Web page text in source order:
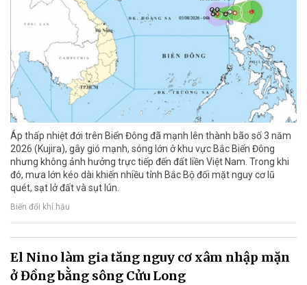
Áp thấp nhiệt đới trên Biển Đông đã mạnh lên thành bão số 3 năm
2026 (Kujira), gây gió mạnh, sóng lớn ở khu vực Bắc Biển Đông
nhưng không ảnh hưởng trực tiếp đến đất liền Việt Nam. Trong khi
đó, mưa lớn kéo dài khiến nhiều tỉnh Bắc Bộ đối mặt nguy cơ lũ
quét, sạt lở đất và sụt lún.
Biến đổi khí hậu
El Nino làm gia tăng nguy cơ xâm nhập mặn
ở Đồng bằng sông Cửu Long